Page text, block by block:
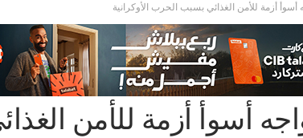
أسوأ أزمة للأمن الغذائي بسبب الحرب الأوكرانية
أسوأ أزمة للأمن